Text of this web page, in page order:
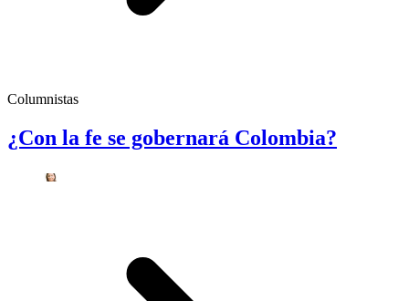
Columnistas
¿Con la fe se gobernará Colombia?